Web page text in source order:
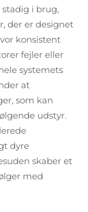
i brug,
der er designet
konsistent
fejler eller
systemets
at
som kan
udstyr.
dyre
skaber et
med